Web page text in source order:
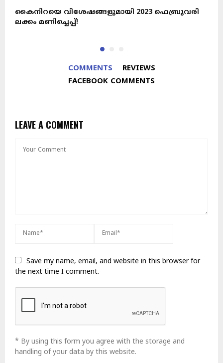
കൈനിറയെ വിശേഷങ്ങളുമായി 2023 ഫെബ്രുവരി
ലക്കം മണിച്ചെപ്പ്!
COMMENTS
REVIEWS
FACEBOOK COMMENTS
LEAVE A COMMENT
Save my name, email, and website in this browser for
the next time I comment.
* By using this form you agree with the storage and
handling of your data by this website.